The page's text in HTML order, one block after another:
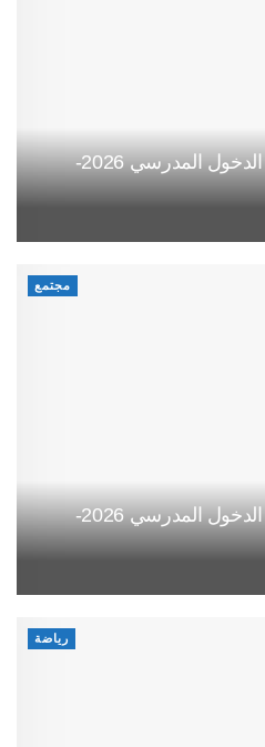
وزارة التربية تحسم موعد الدخول المدرسي 2026-
مجتمع
وزارة التربية تحسم موعد الدخول المدرسي 2026-
رياضة